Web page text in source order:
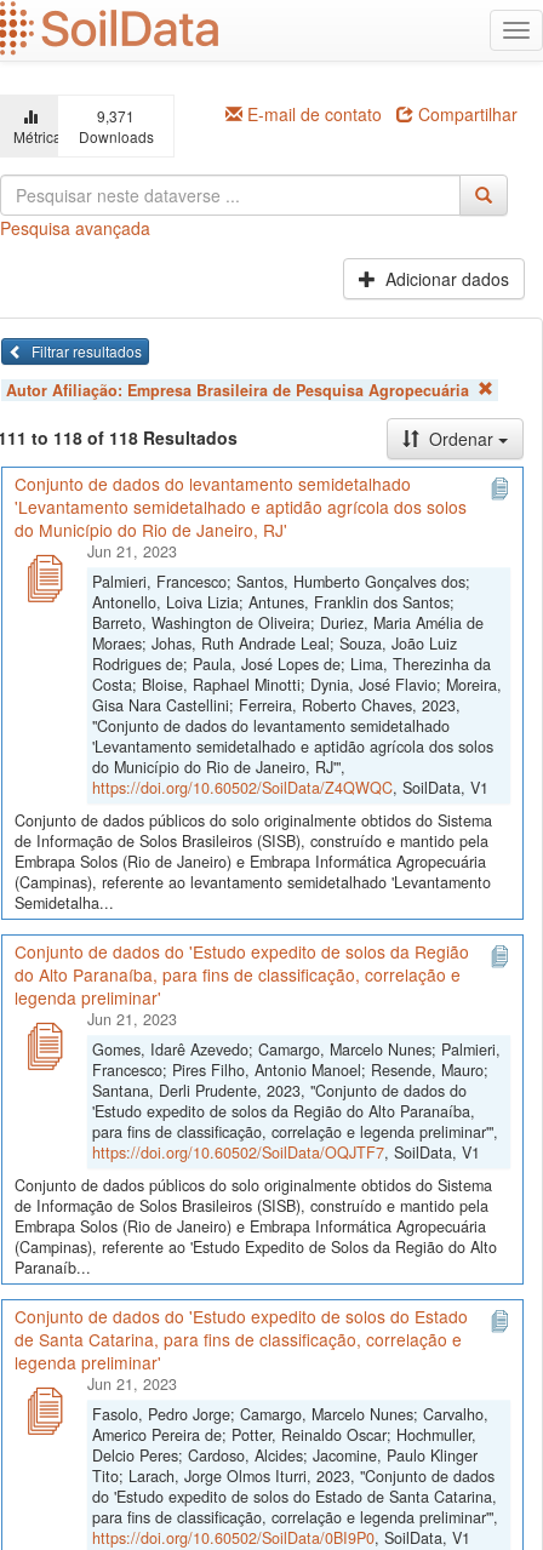
Ir
para
o
principal
Métricas
9,371
Downloads
E-mail de contato Compartilhar
Pesquisa avançada
Adicionar dados
Filtrar resultados
Autor Afiliação: Empresa Brasileira de Pesquisa Agropecuária
to 118 of 118 Resultados
Ordenar
Conjunto de dados do levantamento semidetalhado
'Levantamento semidetalhado e aptidão agrícola dos solos
do Município do Rio de Janeiro, RJ'
Jun 21, 2023
Palmieri, Francesco; Santos, Humberto Gonçalves dos;
Antonello, Loiva Lizia; Antunes, Franklin dos Santos;
Barreto, Washington de Oliveira; Duriez, Maria Amélia de
Moraes; Johas, Ruth Andrade Leal; Souza, João Luiz
Rodrigues de; Paula, José Lopes de; Lima, Therezinha da
Costa; Bloise, Raphael Minotti; Dynia, José Flavio; Moreira,
Gisa Nara Castellini; Ferreira, Roberto Chaves, 2023,
"Conjunto de dados do levantamento semidetalhado
'Levantamento semidetalhado e aptidão agrícola dos solos
do Município do Rio de Janeiro, RJ'",
https://doi.org/10.60502/SoilData/Z4QWQC, SoilData, V1
Conjunto de dados públicos do solo originalmente obtidos do Sistema
de Informação de Solos Brasileiros (SISB), construído e mantido pela
Embrapa Solos (Rio de Janeiro) e Embrapa Informática Agropecuária
(Campinas), referente ao levantamento semidetalhado 'Levantamento
Semidetalha...
Conjunto de dados do 'Estudo expedito de solos da Região
do Alto Paranaíba, para fins de classificação, correlação e
legenda preliminar'
Jun 21, 2023
Gomes, Idarê Azevedo; Camargo, Marcelo Nunes; Palmieri,
Francesco; Pires Filho, Antonio Manoel; Resende, Mauro;
Santana, Derli Prudente, 2023, "Conjunto de dados do
'Estudo expedito de solos da Região do Alto Paranaíba,
para fins de classificação, correlação e legenda preliminar'",
https://doi.org/10.60502/SoilData/OQJTF7, SoilData, V1
Conjunto de dados públicos do solo originalmente obtidos do Sistema
de Informação de Solos Brasileiros (SISB), construído e mantido pela
Embrapa Solos (Rio de Janeiro) e Embrapa Informática Agropecuária
(Campinas), referente ao 'Estudo Expedito de Solos da Região do Alto
Paranaíb...
Conjunto de dados do 'Estudo expedito de solos do Estado
de Santa Catarina, para fins de classificação, correlação e
legenda preliminar'
Jun 21, 2023
Fasolo, Pedro Jorge; Camargo, Marcelo Nunes; Carvalho,
Americo Pereira de; Potter, Reinaldo Oscar; Hochmuller,
Delcio Peres; Cardoso, Alcides; Jacomine, Paulo Klinger
Tito; Larach, Jorge Olmos Iturri, 2023, "Conjunto de dados
do 'Estudo expedito de solos do Estado de Santa Catarina,
para fins de classificação, correlação e legenda preliminar'",
https://doi.org/10.60502/SoilData/0BI9P0, SoilData, V1